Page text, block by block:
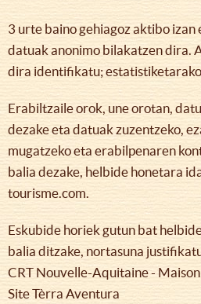
3 urte baino gehiagoz aktibo izan
datuak anonimo bilakatzen dira.
dira identifikatu;
Erabiltzaile orok, une orotan,
dezake eta datuak zuzentzeko,
mugatzeko eta erabilpenaren
balia dezake, helbide honetara
tourisme.com.
Eskubide horiek gutun bat
balia ditzake, nortasuna
CRT Nouvelle-Aquitaine -
Site Tèrra Aventura